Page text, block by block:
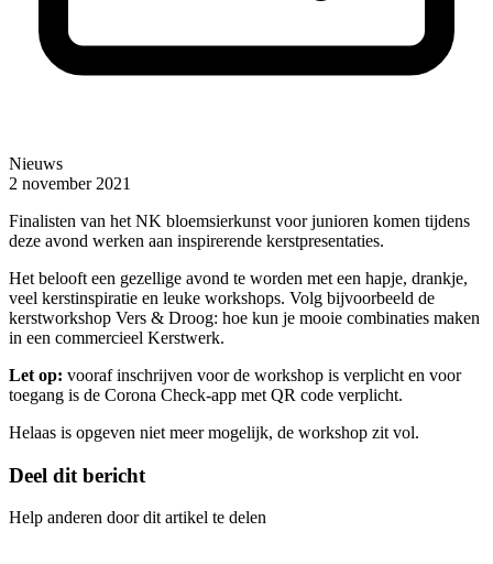
Nieuws
2 november 2021
Finalisten van het NK bloemsierkunst voor junioren komen tijdens
deze avond werken aan inspirerende kerstpresentaties.
Het belooft een gezellige avond te worden met een hapje, drankje,
veel kerstinspiratie en leuke workshops. Volg bijvoorbeeld de
kerstworkshop Vers & Droog: hoe kun je mooie combinaties maken
in een commercieel Kerstwerk.
Let op: vooraf inschrijven voor de workshop is verplicht en voor
toegang is de Corona Check-app met QR code verplicht.
Helaas is opgeven niet meer mogelijk, de workshop zit vol.
Deel dit bericht
Help anderen door dit artikel te delen